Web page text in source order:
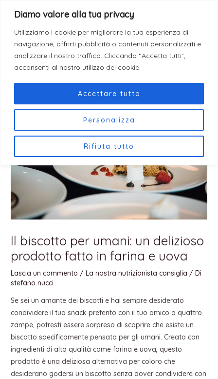
Diamo valore alla tua privacy
Utilizziamo i cookie per migliorare la tua esperienza di
navigazione, offrirti pubblicità o contenuti personalizzati e
analizzare il nostro traffico. Cliccando “Accetta tutti”,
acconsenti al nostro utilizzo dei cookie.
Personalizza
Rifiuta tutto
Accettare tutto
contenuto
a
e
b
o
o
k
n
t
a
g
r
a
m
i
t
o
k
Il biscotto per umani: un delizioso
prodotto fatto in farina e uova
Lascia un commento / La nostra nutrizionista consiglia / Di
stefano nucci
Se sei un amante dei biscotti e hai sempre desiderato
condividere il tuo snack preferito con il tuo amico a quattro
zampe, potresti essere sorpreso di scoprire che esiste un
biscotto specificamente pensato per gli umani. Creato con
ingredienti di alta qualità come farina e uova, questo
prodotto è una deliziosa alternativa per coloro che
desiderano godersi un biscotto senza dover condividere con
navigation